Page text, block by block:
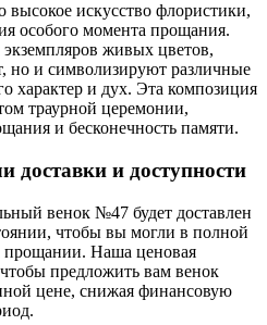
искусство флористики,
особого момента прощания.
живых цветов,
но и символизируют различные
характер и дух. Эта композиция
траурной церемонии,
и бесконечность памяти.
доставки и доступности
венок №47 будет доставлен
чтобы вы могли в полной
прощании. Наша ценовая
предложить вам венок
цене, снижая финансовую